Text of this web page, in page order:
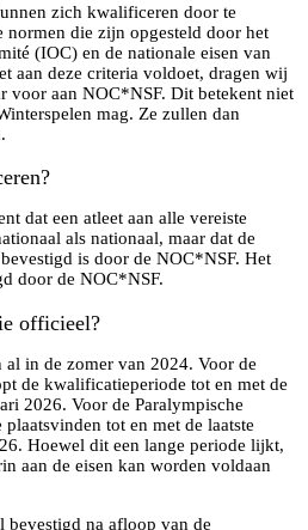
zich kwalificeren door te
normen die zijn opgesteld door het
(IOC) en de nationale eisen van
aan deze criteria voldoet, dragen wij
voor aan NOC*NSF. Dit betekent niet
mag. Ze zullen dan
dat een atleet aan alle vereiste
als nationaal, maar dat de
is door de NOC*NSF. Het
door de NOC*NSF.
officieel?
in de zomer van 2024. Voor de
de kwalificatieperiode tot en met de
2026. Voor de Paralympische
tot en met de laatste
Hoewel dit een lange periode lijkt,
aan de eisen kan worden voldaan
na afloop van de